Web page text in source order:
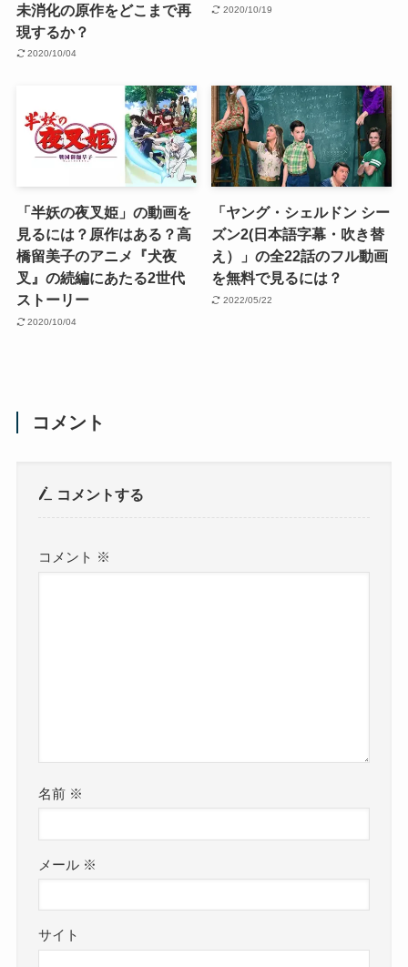
未消化の原作をどこまで再
現するか？
2020/10/04
2020/10/19
「半妖の夜叉姫」の動画を
見るには？原作はある？高
橋留美子のアニメ『犬夜
叉』の続編にあたる2世代
ストーリー
2020/10/04
「ヤング・シェルドン シー
ズン2(日本語字幕・吹き替
え）」の全22話のフル動画
を無料で見るには？
2022/05/22
コメント
コメントする
コメント ※
名前 ※
メール ※
サイト